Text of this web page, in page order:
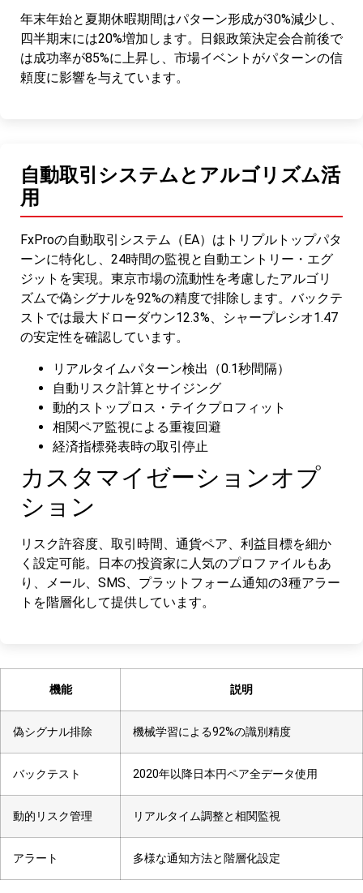
年末年始と夏期休暇期間はパターン形成が30%減少し、
四半期末には20%増加します。日銀政策決定会合前後で
は成功率が85%に上昇し、市場イベントがパターンの信
頼度に影響を与えています。
自動取引システムとアルゴリズム活
用
FxProの自動取引システム（EA）はトリプルトップパタ
ーンに特化し、24時間の監視と自動エントリー・エグ
ジットを実現。東京市場の流動性を考慮したアルゴリ
ズムで偽シグナルを92%の精度で排除します。バックテ
ストでは最大ドローダウン12.3%、シャープレシオ1.47
の安定性を確認しています。
リアルタイムパターン検出（0.1秒間隔）
自動リスク計算とサイジング
動的ストップロス・テイクプロフィット
相関ペア監視による重複回避
経済指標発表時の取引停止
カスタマイゼーションオプ
ション
リスク許容度、取引時間、通貨ペア、利益目標を細か
く設定可能。日本の投資家に人気のプロファイルもあ
り、メール、SMS、プラットフォーム通知の3種アラー
トを階層化して提供しています。
機能 説明
偽シグナル排除 機械学習による92%の識別精度
バックテスト 2020年以降日本円ペア全データ使用
動的リスク管理 リアルタイム調整と相関監視
アラート 多様な通知方法と階層化設定